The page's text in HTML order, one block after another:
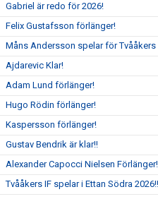
Gabriel är redo för 2026!
Felix Gustafsson förlänger!
Måns Andersson spelar för Tvååkers
Ajdarevic Klar!
Adam Lund förlänger!
Hugo Rödin förlänger!
Kaspersson förlänger!
Gustav Bendrik är klar!!
Alexander Capocci Nielsen Förlänger!
Tvååkers IF spelar i Ettan Södra